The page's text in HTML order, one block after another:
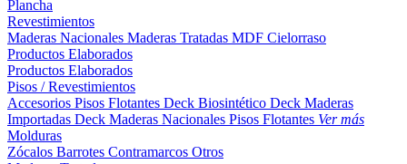
Plancha
Revestimientos
Maderas Nacionales Maderas Tratadas MDF Cielorraso
Productos Elaborados
Productos Elaborados
Pisos / Revestimientos
Accesorios Pisos Flotantes Deck Biosintético Deck Maderas
Importadas Deck Maderas Nacionales Pisos Flotantes Ver más
Molduras
Zócalos Barrotes Contramarcos Otros